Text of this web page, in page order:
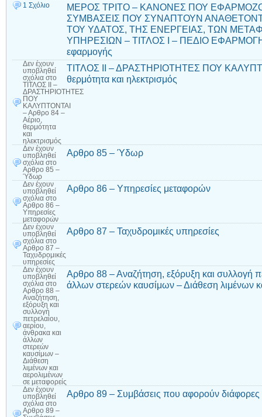
1 Σχόλιο
ΜΕΡΟΣ ΤΡΙΤΟ – ΚΑΝΟΝΕΣ ΠΟΥ
ΣΥΜΒΑΣΕΙΣ ΠΟΥ ΣΥΝΑΠΤΟΥΝ
ΤΟΥ ΥΔΑΤΟΣ, ΤΗΣ ΕΝΕΡΓΕΙΑΣ, ΤΩΝ
ΥΠΗΡΕΣΙΩΝ – ΤΙΤΛΟΣ Ι – ΠΕΔΙΟ
εφαρμογής
Δεν έχουν
υποβληθεί
σχόλια στο
ΤΙΤΛΟΣ ΙΙ –
ΔΡΑΣΤΗΡΙΟΤΗΤΕΣ
ΠΟΥ
ΚΑΛΥΠΤΟΝΤΑΙ
– Αρθρο 84 –
Αέριο,
θερμότητα
και
ηλεκτρισμός
ΤΙΤΛΟΣ ΙΙ – ΔΡΑΣΤΗΡΙΟΤΗΤΕΣ ΠΟΥ
θερμότητα και ηλεκτρισμός
Δεν έχουν
υποβληθεί
σχόλια στο
Αρθρο 85 –
Ύδωρ
Αρθρο 85 – Ύδωρ
Δεν έχουν
υποβληθεί
σχόλια στο
Αρθρο 86 –
Υπηρεσίες
μεταφορών
Αρθρο 86 – Υπηρεσίες μεταφορών
Δεν έχουν
υποβληθεί
σχόλια στο
Αρθρο 87 –
Ταχυδρομικές
υπηρεσίες
Αρθρο 87 – Ταχυδρομικές υπηρεσίες
Δεν έχουν
υποβληθεί
σχόλια στο
Αρθρο 88 –
Αναζήτηση,
εξόρυξη και
συλλογή
πετρελαίου,
αερίου,
άνθρακα και
άλλων
στερεών
καυσίμων –
Διάθεση
λιμένων και
αερολιμένων
σε μεταφορείς
Αρθρο 88 – Αναζήτηση, εξόρυξη και συλλογή
άλλων στερεών καυσίμων – Διάθεση λιμένων
Δεν έχουν
υποβληθεί
σχόλια στο
Αρθρο 89 –
Αρθρο 89 – Συμβάσεις που αφορούν διάφορες